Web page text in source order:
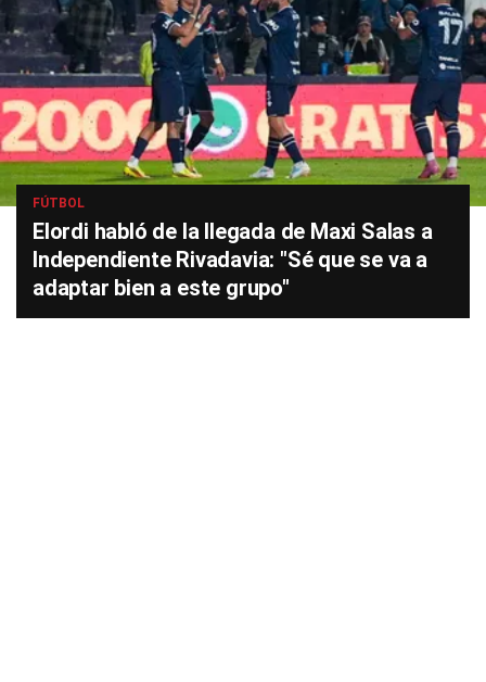
FÚTBOL
Elordi habló de la llegada de Maxi Salas a
Independiente Rivadavia: "Sé que se va a
adaptar bien a este grupo"